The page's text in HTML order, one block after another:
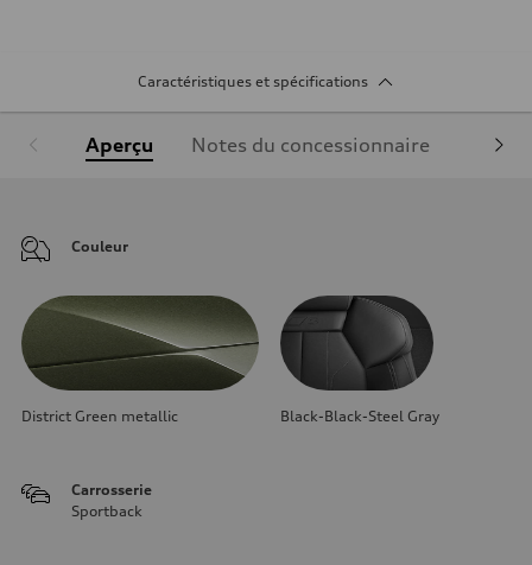
Caractéristiques et spécifications
Aperçu Notes du concessionnaire
Couleur
District Green metallic Black-Black-Steel Gray
Carrosserie
Sportback